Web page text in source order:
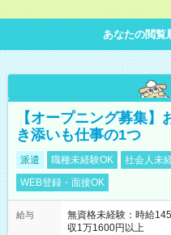
あなたの閲覧
【オープニング募集
き添いも仕事の1つ
派遣 職種未経験OK 社会人未
WEB登録・面接OK
給与
無資格未経験：時給
収1万1600円以上